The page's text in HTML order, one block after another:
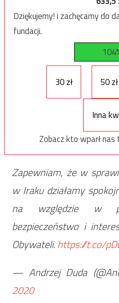
Dziękujemy! i zachęcamy do
fundacji.
30 zł 50 zł
Inna
Zobacz kto wparł nas
Zapewniam, że w
w Iraku działamy
na względzie w
bezpieczeństwo i
Obywateli.https://t.co/
— Andrzej Duda
2020